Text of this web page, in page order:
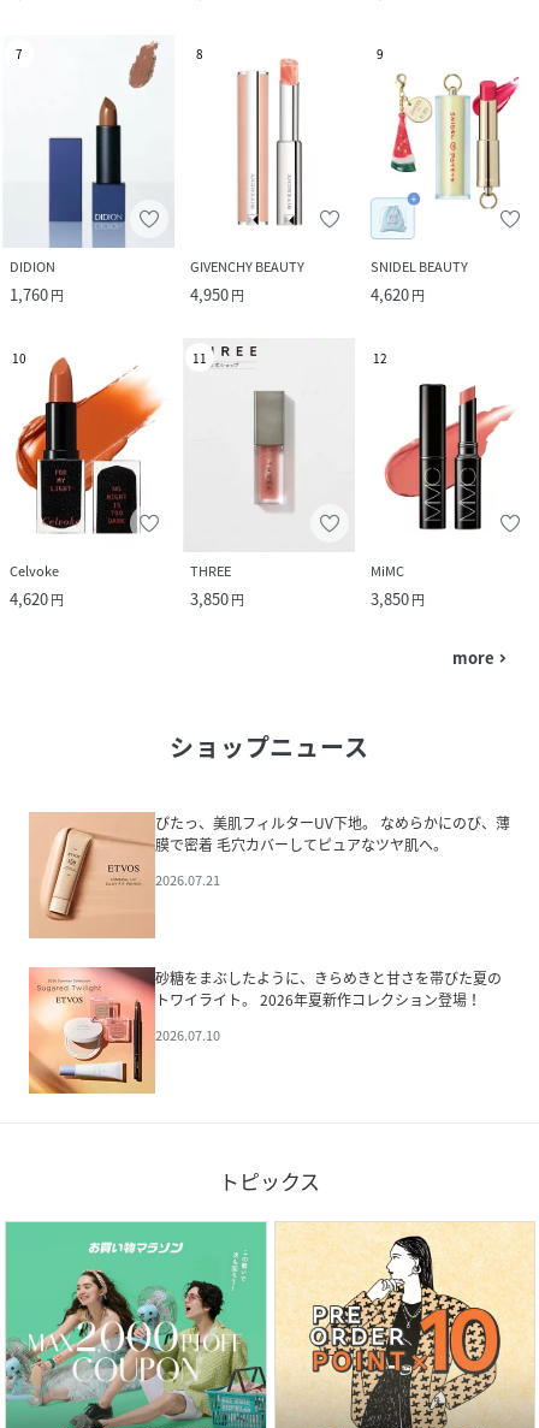
7
DIDION
1,760円
8
GIVENCHY BEAUTY
4,950円
9
SNIDEL BEAUTY
4,620円
10
Celvoke
4,620円
11
THREE
3,850円
12
MiMC
3,850円
more navigate_next
ショップニュース
ぴたっ、美肌フィルターUV下地。 なめらかにのび、薄
膜で密着 毛穴カバーしてピュアなツヤ肌へ。
2026.07.21
砂糖をまぶしたように、きらめきと甘さを帯びた夏の
トワイライト。 2026年夏新作コレクション登場！
2026.07.10
トピックス